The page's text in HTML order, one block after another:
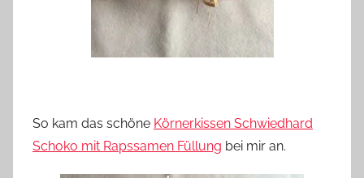
So kam das schöne Körnerkissen Schwiedhard
Schoko mit Rapssamen Füllung bei mir an.